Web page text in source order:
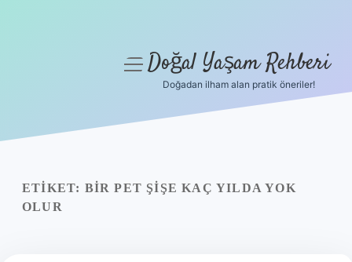
Yasal Uyarı
menüyüDoğal Yaşam Rehberi
Doğadan ilham alan pratik öneriler!
ETIKET: BIR PET ŞIŞE KAÇ YILDA YOK
OLUR